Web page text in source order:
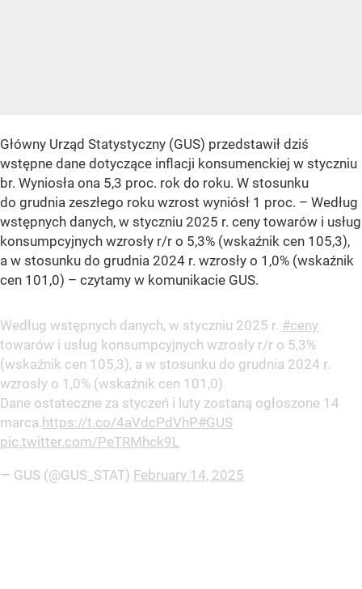
Główny Urząd Statystyczny (GUS) przedstawił dziś
wstępne dane dotyczące inflacji konsumenckiej w styczniu
br. Wyniosła ona 5,3 proc. rok do roku. W stosunku
do grudnia zeszłego roku wzrost wyniósł 1 proc. – Według
wstępnych danych, w styczniu 2025 r. ceny towarów i usług
konsumpcyjnych wzrosły r/r o 5,3% (wskaźnik cen 105,3),
a w stosunku do grudnia 2024 r. wzrosły o 1,0% (wskaźnik
cen 101,0) – czytamy w komunikacie GUS.
Według wstępnych danych, w styczniu 2025 r. #ceny
towarów i usług konsumpcyjnych wzrosły r/r o 5,3%
(wskaźnik cen 105,3), a w stosunku do grudnia 2024 r.
wzrosły o 1,0% (wskaźnik cen 101,0)
Dane ostateczne za styczeń i luty zostaną ogłoszone 14
marca. https://t.co/4aVdcPdVhP#GUS
pic.twitter.com/PeTRMhck9L
— GUS (@GUS_STAT) February 14, 2025